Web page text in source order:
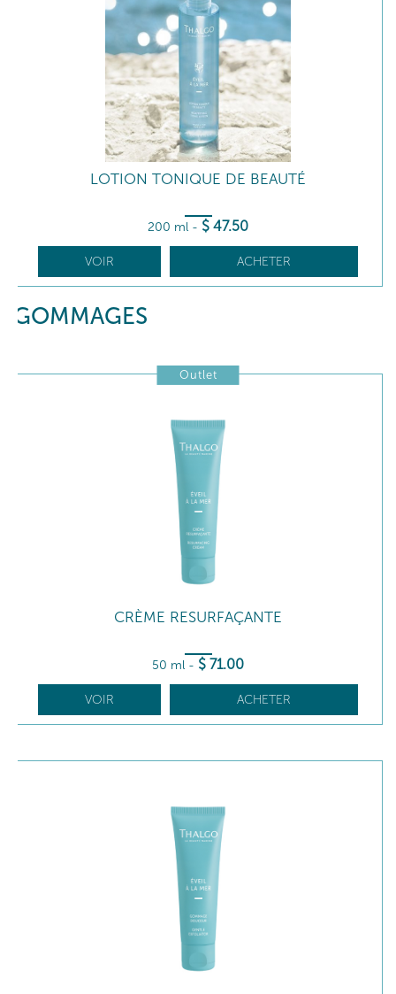
LOTION TONIQUE DE BEAUTÉ
200 ml - $ 47.50
VOIR ACHETER
GOMMAGES
Outlet
CRÈME RESURFAÇANTE
50 ml - $ 71.00
VOIR ACHETER